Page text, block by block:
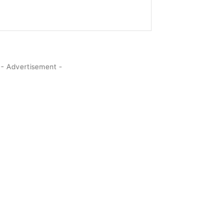
- Advertisement -